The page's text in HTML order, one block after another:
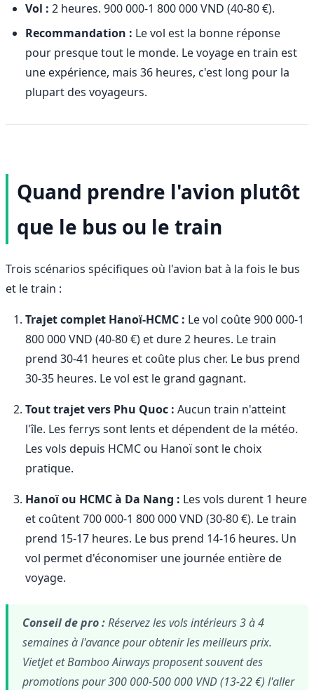
Vol : 2 heures. 900 000-1 800 000 VND (40-80 €).
Recommandation : Le vol est la bonne réponse
pour presque tout le monde. Le voyage en train est
une expérience, mais 36 heures, c'est long pour la
plupart des voyageurs.
Quand prendre l'avion plutôt
que le bus ou le train
Trois scénarios spécifiques où l'avion bat à la fois le bus
et le train :
Trajet complet Hanoï-HCMC : Le vol coûte 900 000-1
800 000 VND (40-80 €) et dure 2 heures. Le train
prend 30-41 heures et coûte plus cher. Le bus prend
30-35 heures. Le vol est le grand gagnant.
Tout trajet vers Phu Quoc : Aucun train n'atteint
l'île. Les ferrys sont lents et dépendent de la météo.
Les vols depuis HCMC ou Hanoï sont le choix
pratique.
Hanoï ou HCMC à Da Nang : Les vols durent 1 heure
et coûtent 700 000-1 800 000 VND (30-80 €). Le train
prend 15-17 heures. Le bus prend 14-16 heures. Un
vol permet d'économiser une journée entière de
voyage.
Conseil de pro :Réservez les vols intérieurs 3 à 4
semaines à l'avance pour obtenir les meilleurs prix.
VietJet et Bamboo Airways proposent souvent des
promotions pour 300 000-500 000 VND (13-22 €) l'aller